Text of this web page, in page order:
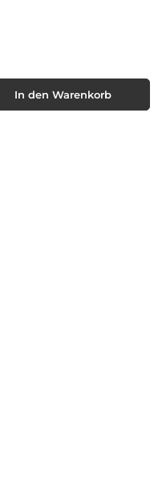
oder benutze die
In den Warenkorb